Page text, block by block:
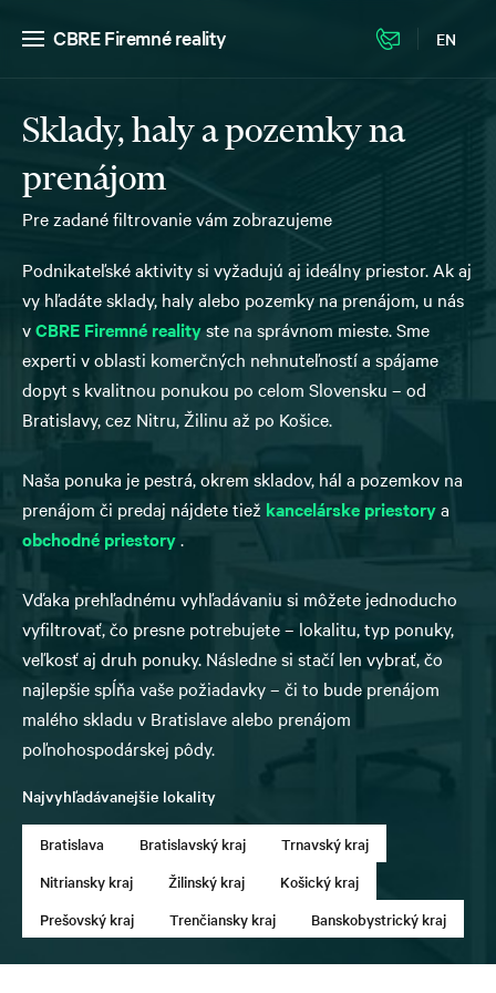
CBRE Firemné reality EN
Sklady, haly a pozemky na
prenájom
Pre zadané filtrovanie vám zobrazujeme
Podnikateľské aktivity si vyžadujú aj ideálny priestor. Ak aj
vy hľadáte sklady, haly alebo pozemky na prenájom, u nás
vCBRE Firemné realityste na správnom mieste. Sme
experti v oblasti komerčných nehnuteľností a spájame
dopyt s kvalitnou ponukou po celom Slovensku – od
Bratislavy, cez Nitru, Žilinu až po Košice.
Naša ponuka je pestrá, okrem skladov, hál a pozemkov na
prenájom či predaj nájdete tiež kancelárske priestorya
obchodné priestory.
Vďaka prehľadnému vyhľadávaniu si môžete jednoducho
vyfiltrovať, čo presne potrebujete – lokalitu, typ ponuky,
veľkosť aj druh ponuky. Následne si stačí len vybrať, čo
najlepšie spĺňa vaše požiadavky – či to bude prenájom
malého skladu v Bratislave alebo prenájom
poľnohospodárskej pôdy.
Najvyhľadávanejšie lokality
Bratislava Bratislavský kraj
Trnavský kraj
Nitriansky kraj
Žilinský kraj
Košický kraj
Prešovský kraj
Trenčiansky kraj Banskobystrický kraj